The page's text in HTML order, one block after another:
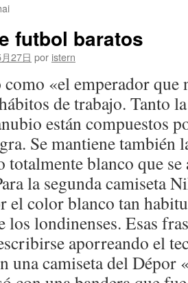
futbol baratos
27日 por istern
«el emperador que
de trabajo. Tanto
están compuestos
Se mantiene también
totalmente blanco que
la segunda camiseta
el color blanco tan
los londinenses. Esas
aporreando el
una camiseta del